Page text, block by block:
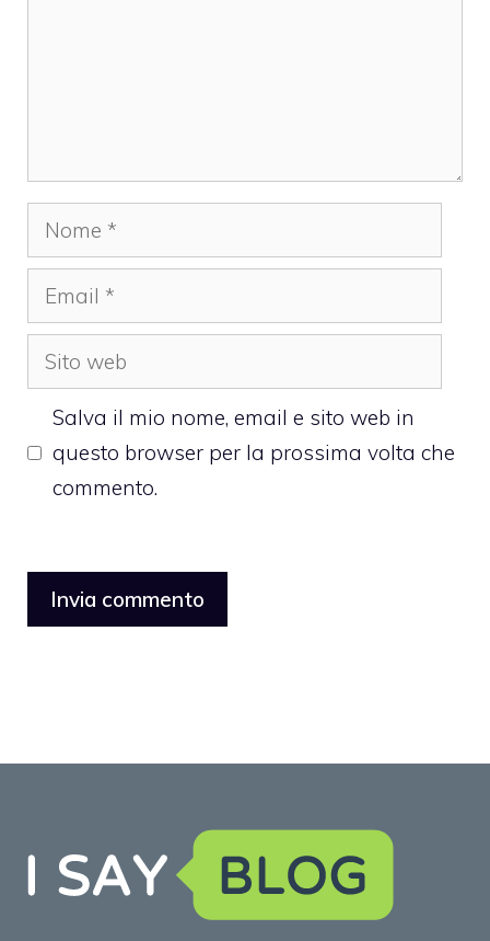
Nome
Email
Sito
web
Salva il mio nome, email e sito web in
questo browser per la prossima volta che
commento.